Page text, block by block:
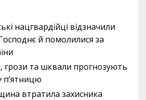
нацгвардійці відзначили
й помолилися за
грози та шквали прогнозують
п’ятницю
втратила захисника